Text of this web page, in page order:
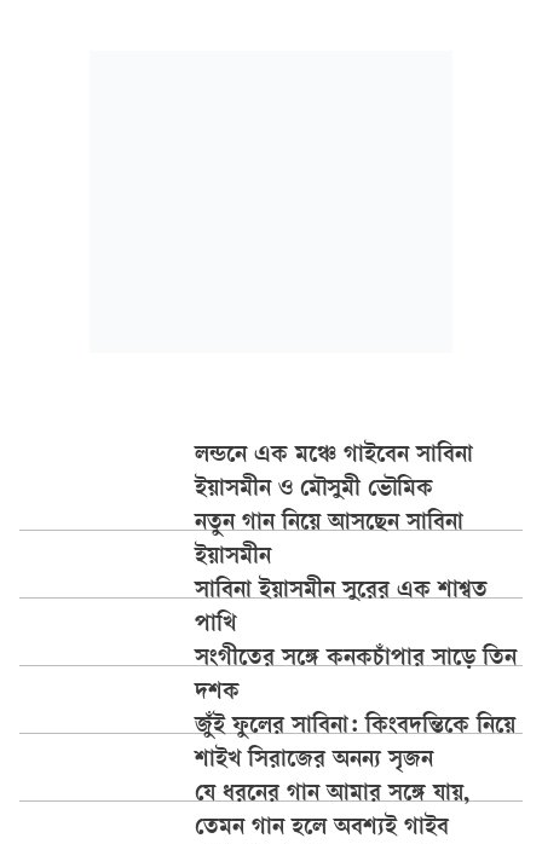
লন্ডনে এক মঞ্চে গাইবেন সাবিনা
ইয়াসমীন ও মৌসুমী ভৌমিক
নতুন গান নিয়ে আসছেন সাবিনা
ইয়াসমীন
সাবিনা ইয়াসমীন সুরের এক শাশ্বত
পাখি
সংগীতের সঙ্গে কনকচাঁপার সাড়ে তিন
দশক
জুঁই ফুলের সাবিনা: কিংবদন্তিকে নিয়ে
শাইখ সিরাজের অনন্য সৃজন
যে ধরনের গান আমার সঙ্গে যায়,
তেমন গান হলে অবশ্যই গাইব